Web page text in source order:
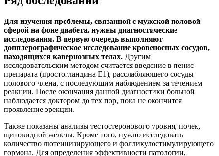
Для изучения проблемы, связанной с мужской половой
сферой на фоне диабета, нужны диагностические
исследования. В первую очередь выполняют
допплерографическое исследование кровеносных сосудов,
находящихся кавернозных телах. Другим
исследовательским методом считается введение в пенис
препарата (простогландина Е1), расслабляющего сосуды
полового члена, с последующим наблюдением за течением
реакции. После окончания данной диагностики больной
наблюдается доктором до тех пор, пока не окончится
проявление эрекции.
Также показаны анализы тестостеронового уровня, почек,
щитовидной железы. Кроме того, нужно исследовать
количество лютеинизирующего и фолликулостимулирующего
гормона. Для определения эффективности патологии,